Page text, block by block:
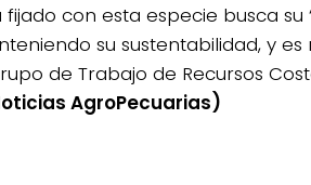
con esta especie busca
su sustentabilidad, y
de Trabajo de Recursos
AgroPecuarias)